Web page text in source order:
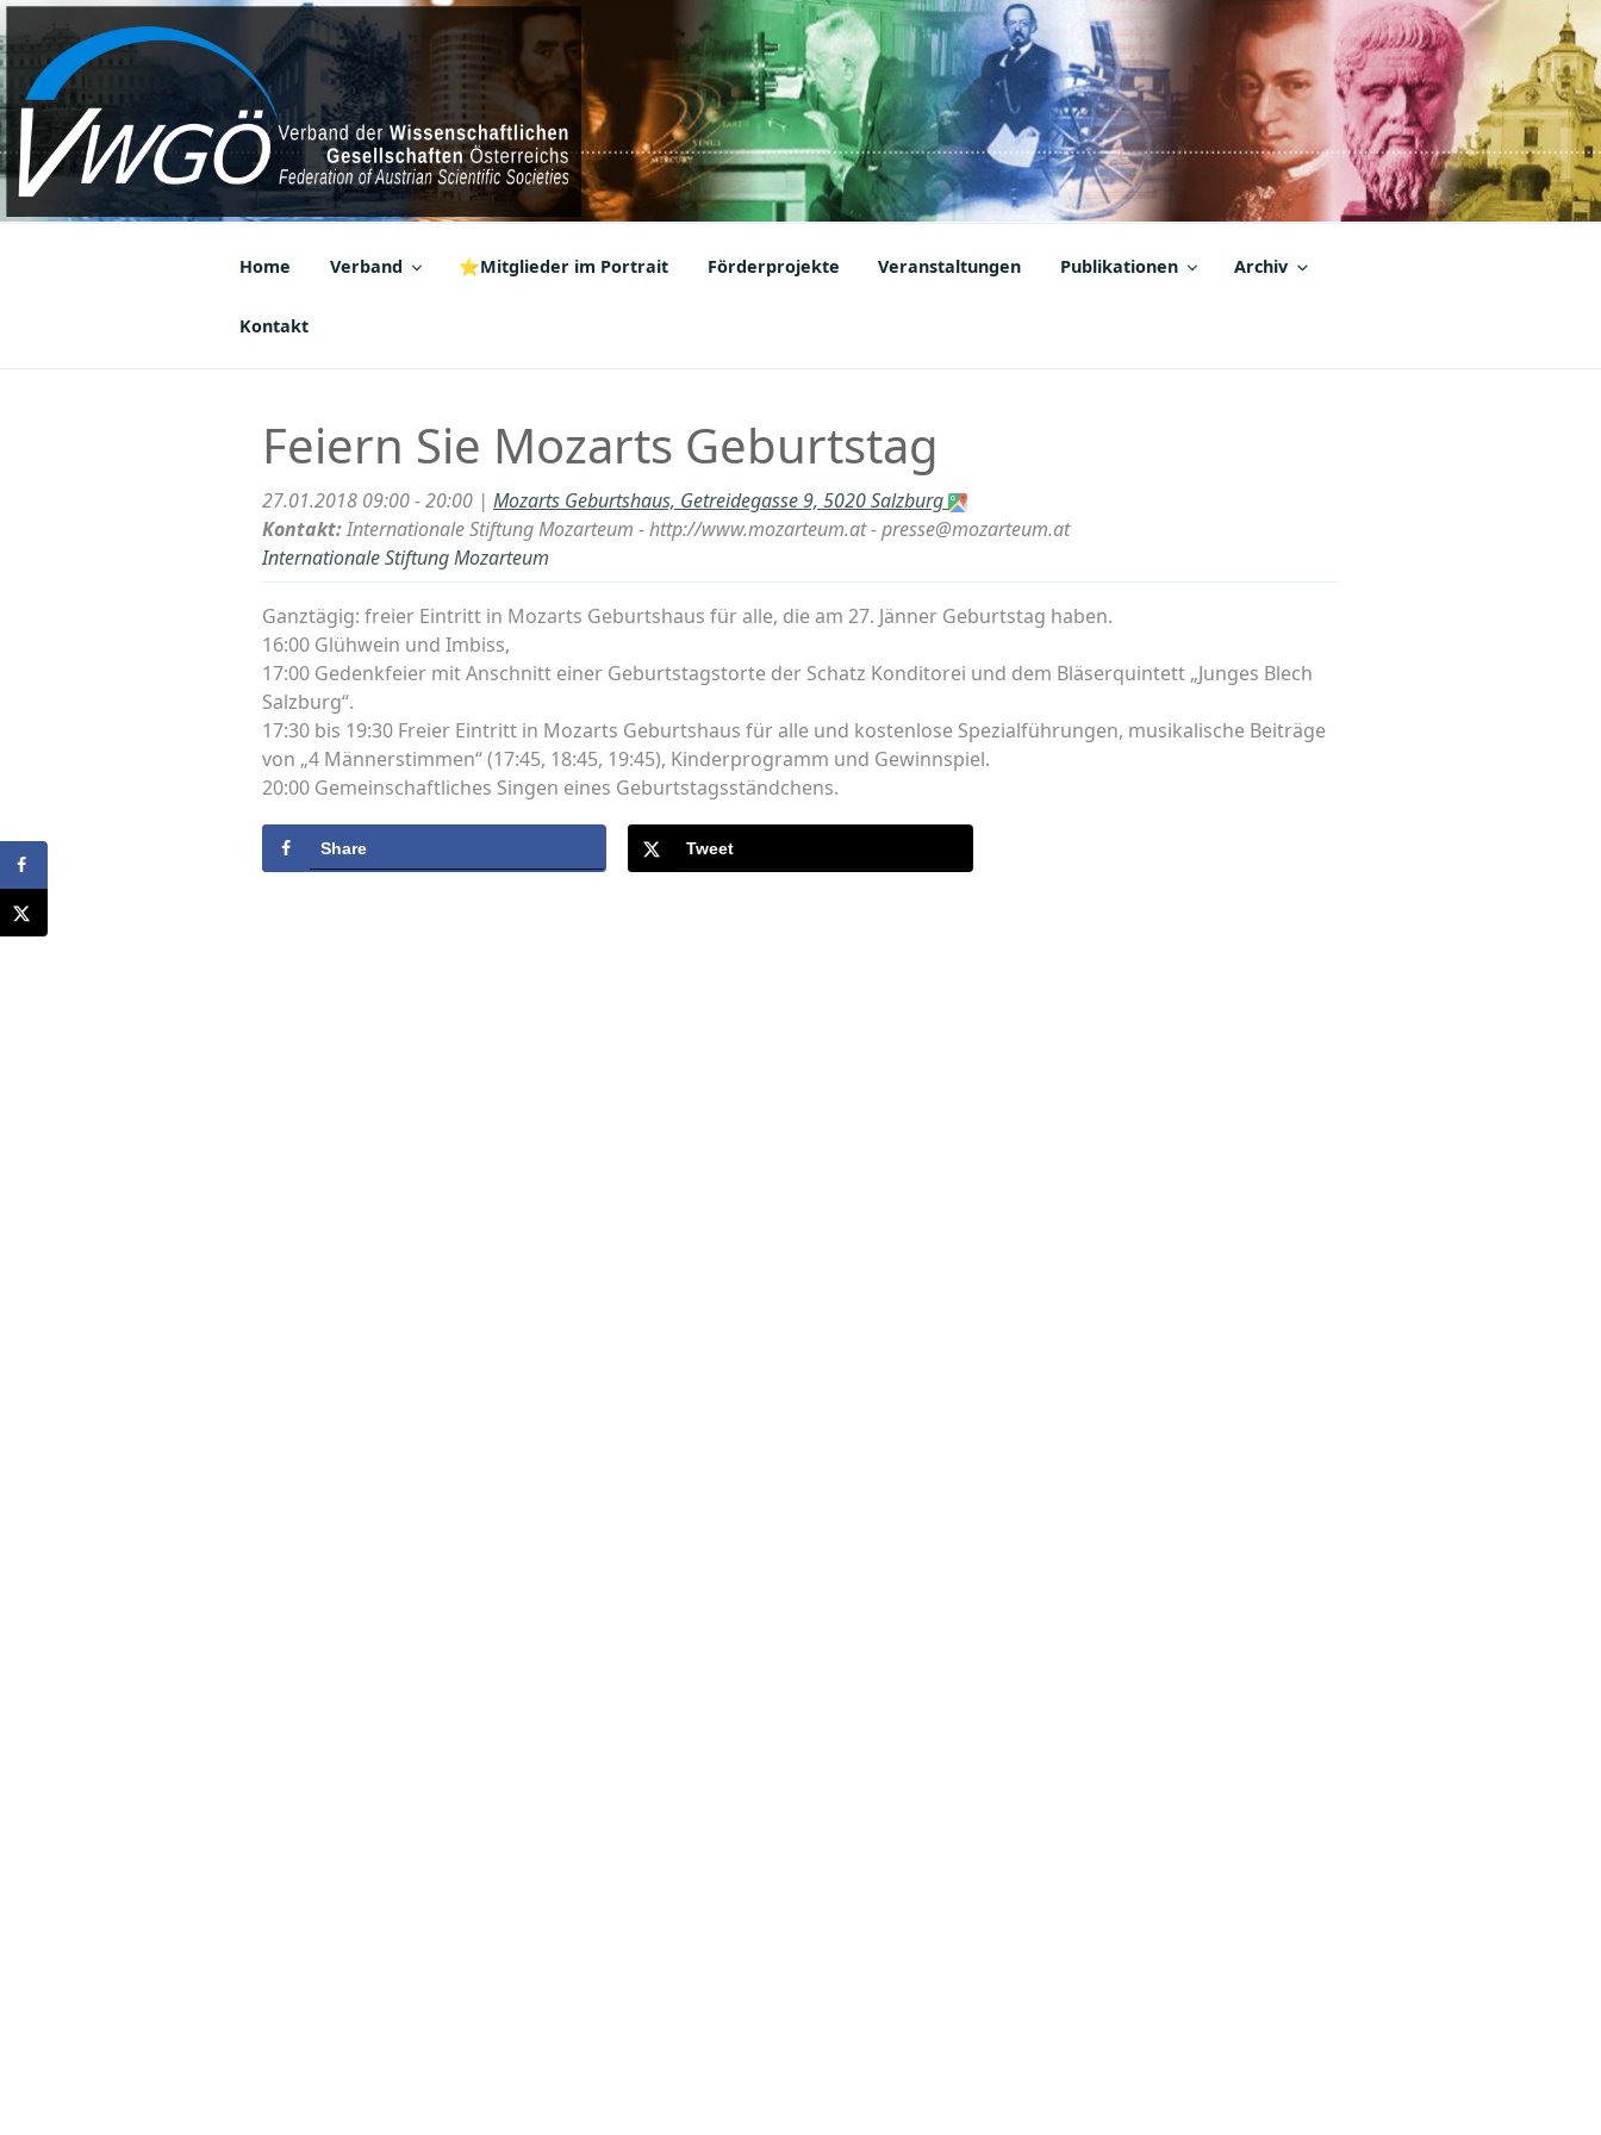
Zum
Inhalt
springen
VWGÖ
Federation of Austrian Scientific Societies
Home Verband ⭐Mitglieder im Portrait Förderprojekte Veranstaltungen Publikationen Archiv
Kontakt
Feiern Sie Mozarts Geburtstag
27.01.2018 09:00 - 20:00 | Mozarts Geburtshaus, Getreidegasse 9, 5020 Salzburg
Kontakt:Internationale Stiftung Mozarteum - http://www.mozarteum.at - presse@mozarteum.at
Internationale Stiftung Mozarteum
Ganztägig: freier Eintritt in Mozarts Geburtshaus für alle, die am 27. Jänner Geburtstag haben.
16:00 Glühwein und Imbiss,
17:00 Gedenkfeier mit Anschnitt einer Geburtstagstorte der Schatz Konditorei und dem Bläserquintett „Junges Blech
Salzburg“.
17:30 bis 19:30 Freier Eintritt in Mozarts Geburtshaus für alle und kostenlose Spezialführungen, musikalische Beiträge
von „4 Männerstimmen“ (17:45, 18:45, 19:45), Kinderprogramm und Gewinnspiel.
20:00 Gemeinschaftliches Singen eines Geburtstagsständchens.
Share Tweet